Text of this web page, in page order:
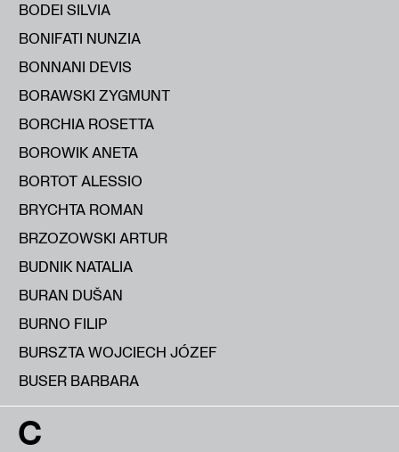
BODEI SILVIA
BONIFATI NUNZIA
BONNANI DEVIS
BORAWSKI ZYGMUNT
BORCHIA ROSETTA
BOROWIK ANETA
BORTOT ALESSIO
BRYCHTA ROMAN
BRZOZOWSKI ARTUR
BUDNIK NATALIA
BURAN DUŠAN
BURNO FILIP
BURSZTA WOJCIECH JÓZEF
BUSER BARBARA
C